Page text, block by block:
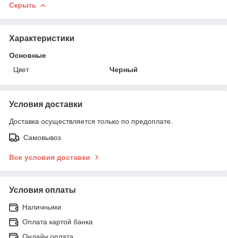
Скрыть
Характеристики
Основные
Цвет
Черный
Условия доставки
Доставка осуществляется только по предоплате.
Самовывоз
Все условия доставки
Условия оплаты
Наличными
Оплата картой банка
Онлайн оплата